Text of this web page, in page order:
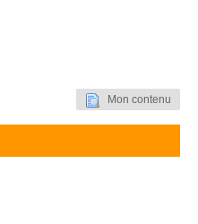
Mon contenu